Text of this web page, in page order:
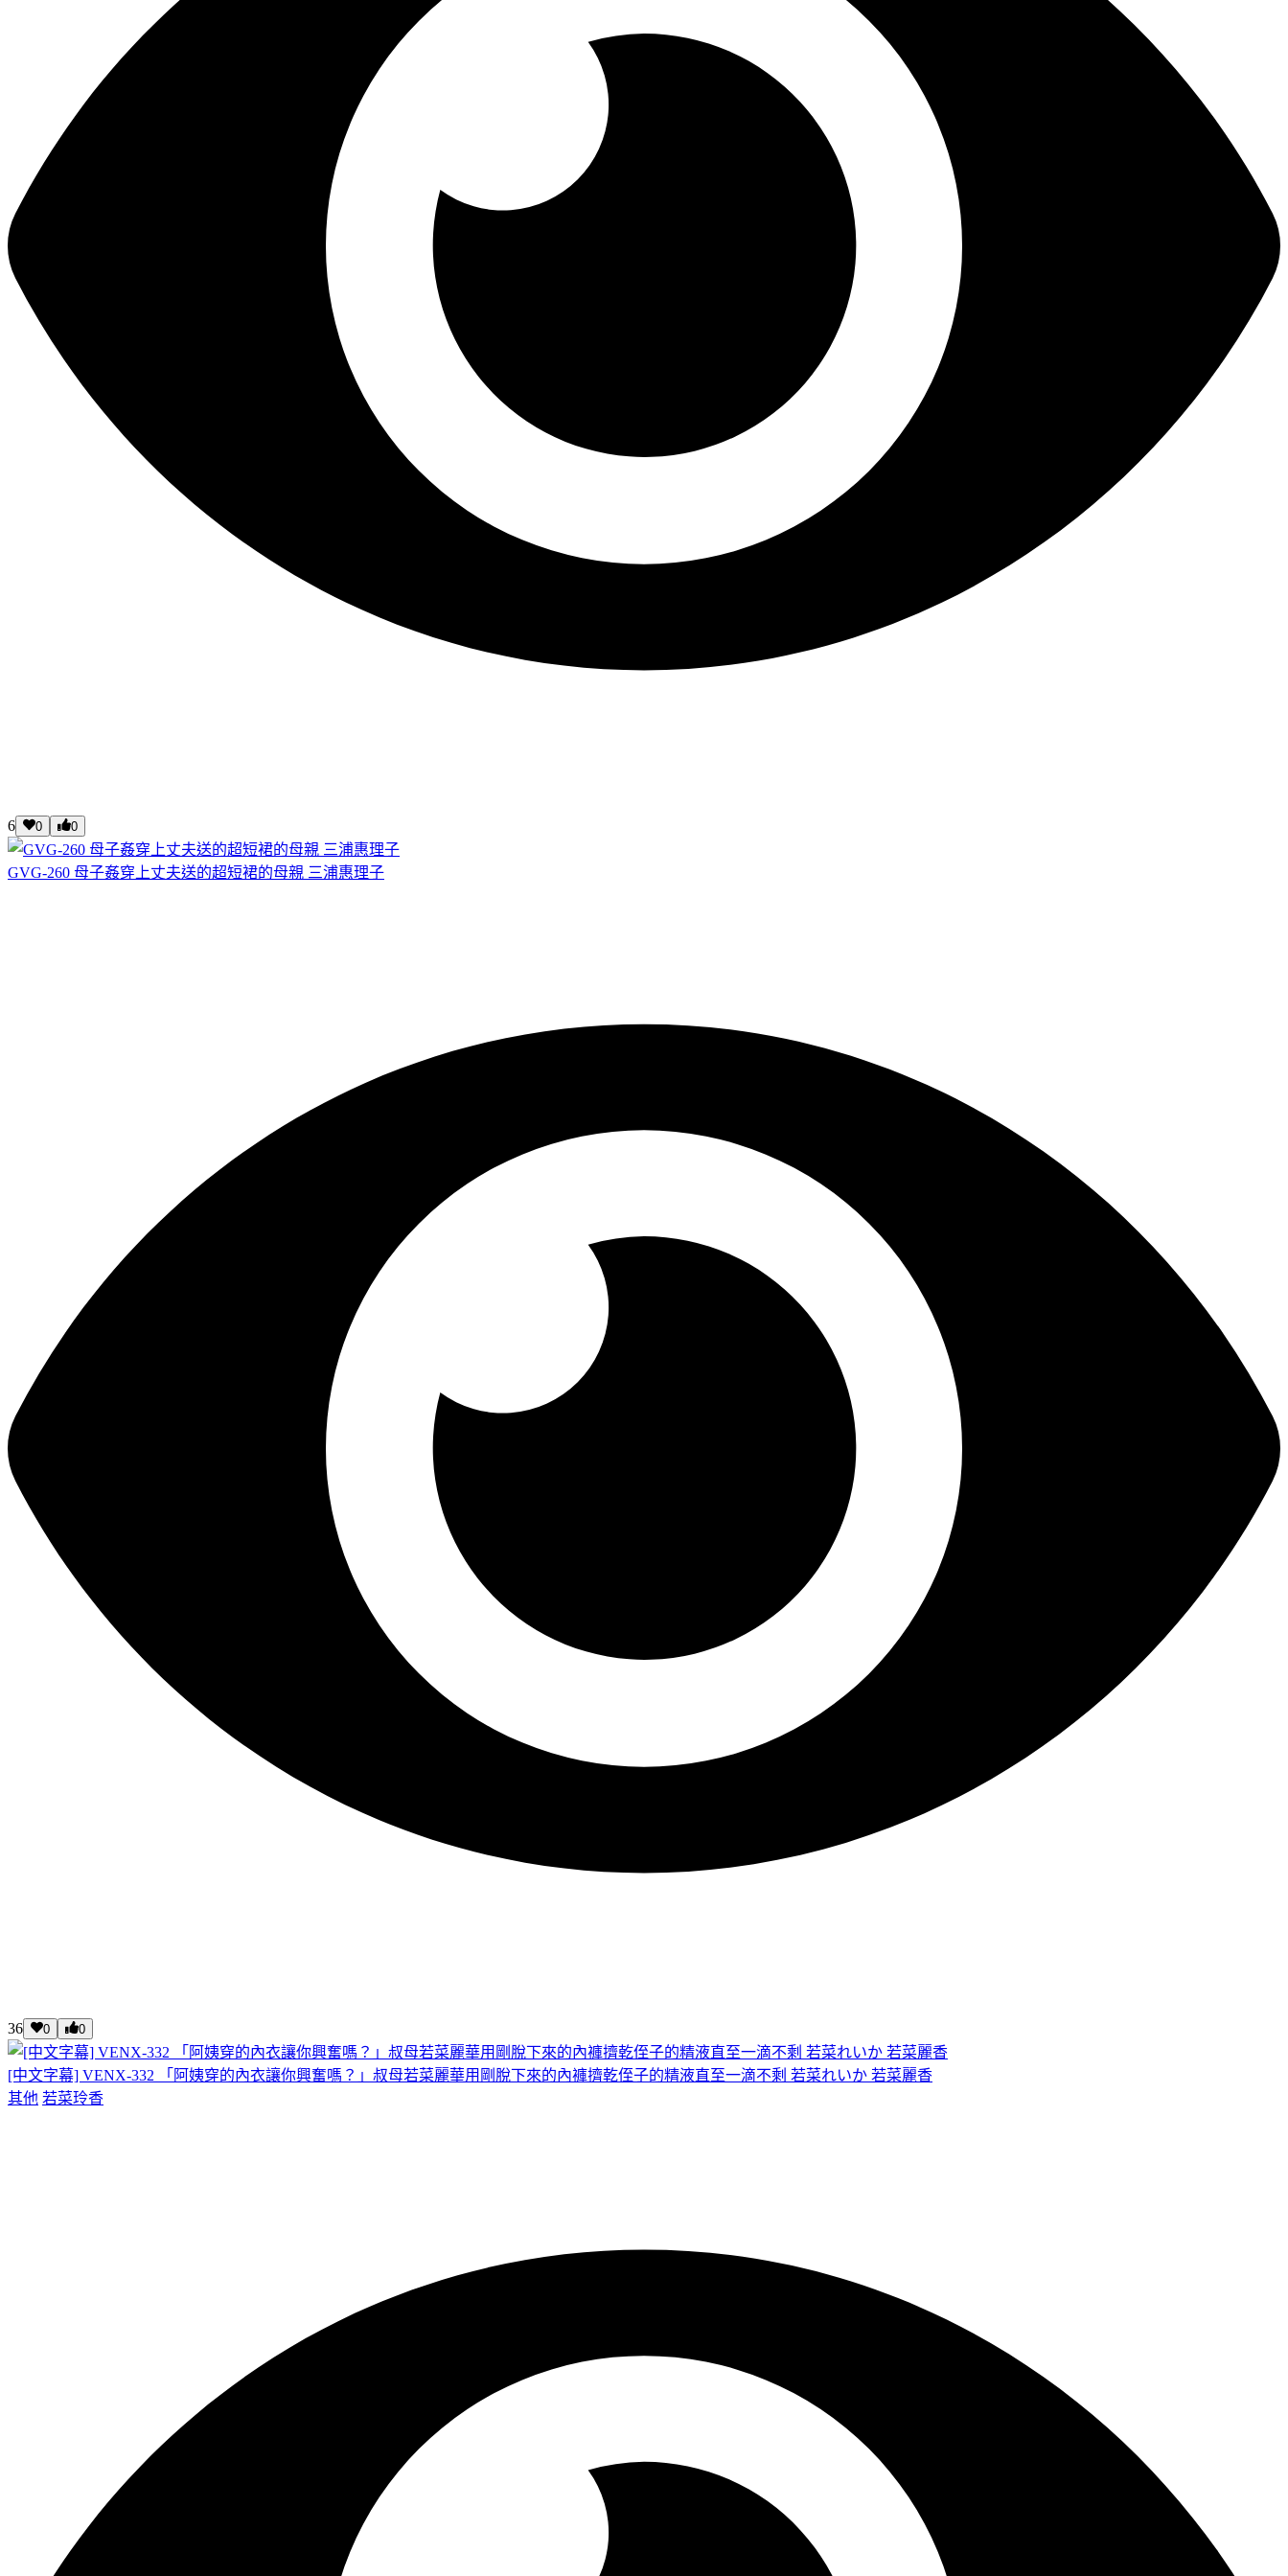
6 0 0
GVG-260 母子姦穿上丈夫送的超短裙的母親 三浦惠理子
36 0 0
[中文字幕] VENX-332 「阿姨穿的內衣讓你興奮嗎？」叔母若菜麗華用剛脫下來的內褲擠乾侄子的精液直至一滴不剩 若菜れいか 若菜麗香
其他 若菜玲香